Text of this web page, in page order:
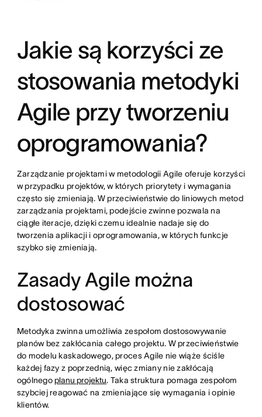
Jakie są korzyści ze
stosowania metodyki
Agile przy tworzeniu
oprogramowania?
Zarządzanie projektami w metodologii Agile oferuje korzyści
w przypadku projektów, w których priorytety i wymagania
często się zmieniają. W przeciwieństwie do liniowych metod
zarządzania projektami, podejście zwinne pozwala na
ciągłe iteracje, dzięki czemu idealnie nadaje się do
tworzenia aplikacji i oprogramowania, w których funkcje
szybko się zmieniają.
Zasady Agile można
dostosować
Metodyka zwinna umożliwia zespołom dostosowywanie
planów bez zakłócania całego projektu. W przeciwieństwie
do modelu kaskadowego, proces Agile nie wiąże ściśle
każdej fazy z poprzednią, więc zmiany nie zakłócają
ogólnegoplanu projektu. Taka struktura pomaga zespołom
szybciej reagować na zmieniające się wymagania i opinie
klientów.